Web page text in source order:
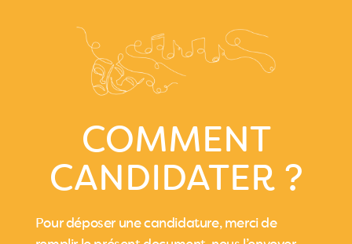
COMMENT
CANDIDATER ?
Pour déposer une candidature, merci de